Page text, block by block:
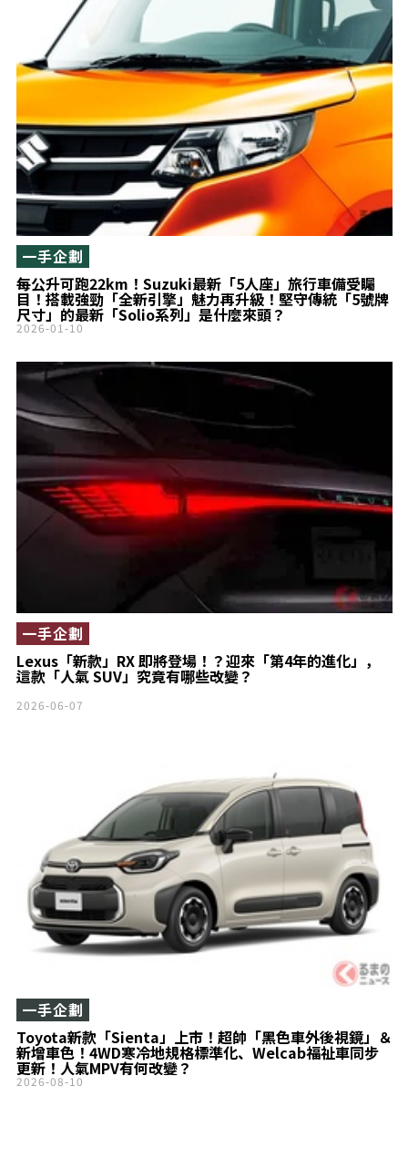
每公升可跑22km！Suzuki最新「5人座」旅行車備受矚
目！搭載強勁「全新引擎」魅力再升級！堅守傳統「5號牌
尺寸」的最新「Solio系列」是什麼來頭？
一手企劃
2026-01-10
Lexus「新款」RX 即將登場！？迎來「第4年的進化」，
這款「人氣 SUV」究竟有哪些改變？
一手企劃
2026-06-07
Toyota新款「Sienta」上市！超帥「黑色車外後視鏡」＆
新增車色！4WD寒冷地規格標準化、Welcab福祉車同步
更新！人氣MPV有何改變？
一手企劃
2026-08-10